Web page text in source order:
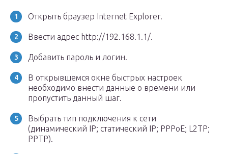
Открыть браузер Internet Explorer.
Ввести адрес http://192.168.1.1/.
Добавить пароль и логин.
В открывшемся окне быстрых настроек
необходимо внести данные о времени или
пропустить данный шаг.
Выбрать тип подключения к сети
(динамический IP; статический IP; PPPoE; L2TP;
PPTP).